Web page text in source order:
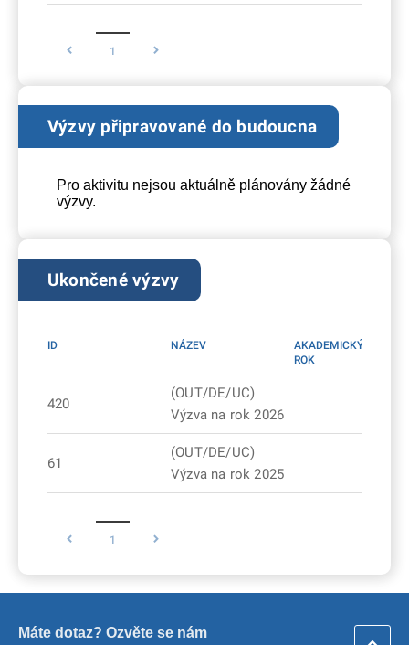
1
Výzvy připravované do budoucna
Pro aktivitu nejsou aktuálně plánovány žádné
výzvy.
Ukončené výzvy
ID NÁZEV
AKADEMICKÝ
ROK
420
(OUT/DE/UC)
Výzva na rok 2026
61
(OUT/DE/UC)
Výzva na rok 2025
1
Máte dotaz? Ozvěte se nám